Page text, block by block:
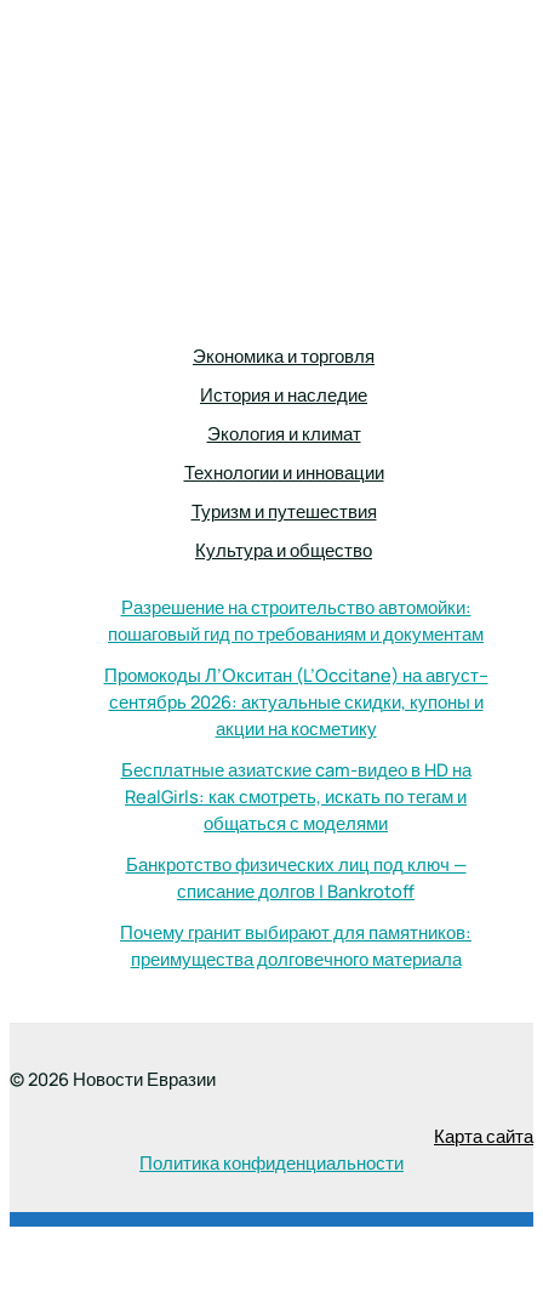
Экономика и торговля
История и наследие
Экология и климат
Технологии и инновации
Туризм и путешествия
Культура и общество
Разрешение на строительство автомойки:
пошаговый гид по требованиям и документам
Промокоды Л’Окситан (L’Occitane) на август–
сентябрь 2026: актуальные скидки, купоны и
акции на косметику
Бесплатные азиатские cam-видео в HD на
RealGirls: как смотреть, искать по тегам и
общаться с моделями
Банкротство физических лиц под ключ —
списание долгов | Bankrotoff
Почему гранит выбирают для памятников:
преимущества долговечного материала
© 2026 Новости Евразии
Карта сайта
Политика конфиденциальности